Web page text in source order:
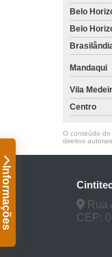
Informações
Belo
Belo
Mandaqui
Vila
Centro
O conteúdo do
direitos autorais
Rua
CEP: